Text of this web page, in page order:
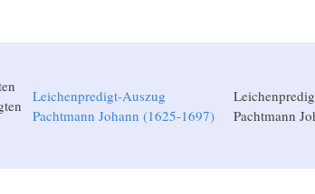
Leichenpredigt-Auszug
Pachtmann Johann (1625-1697)
Pachtmann